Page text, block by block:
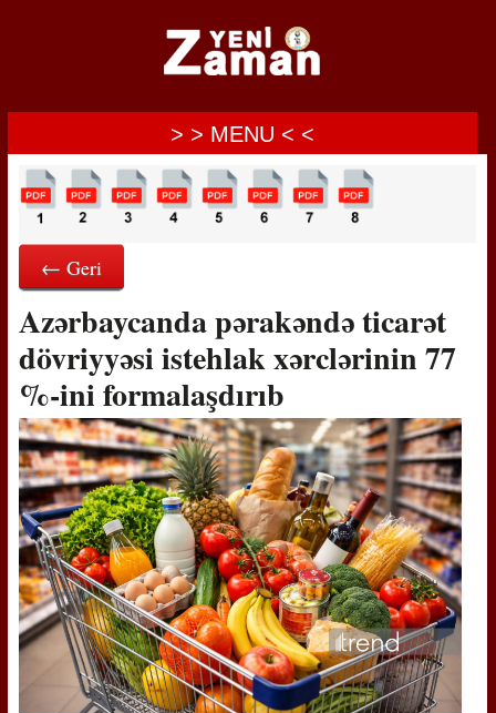
> > MENU < <
← Geri
Azərbaycanda pərakəndə ticarət
dövriyyəsi istehlak xərclərinin 77
%-ini formalaşdırıb